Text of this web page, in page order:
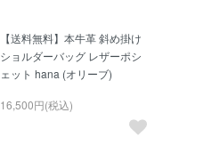
【送料無料】本牛革 斜め掛け
ショルダーバッグ レザーポシ
ェット hana (オリーブ)
16,500円(税込)